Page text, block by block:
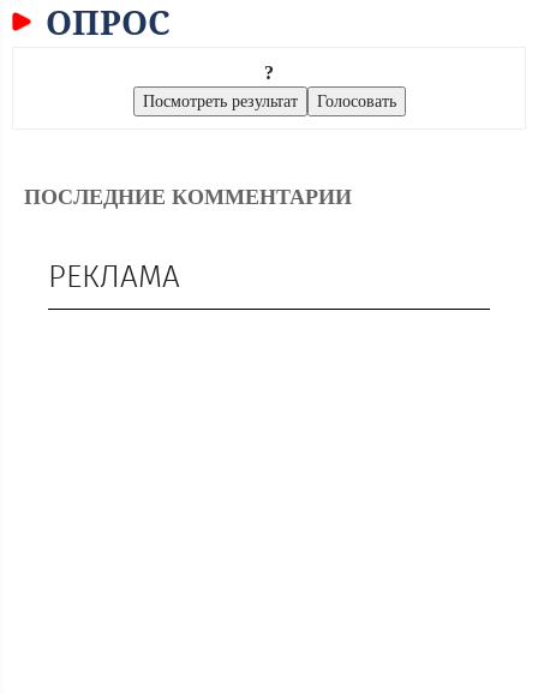
ОПРОС
?
ПОСЛЕДНИЕ КОММЕНТАРИИ
РЕКЛАМА